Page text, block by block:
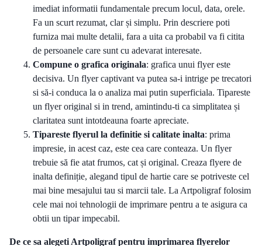
imediat informatii fundamentale precum locul, data, orele.
Fa un scurt rezumat, clar și simplu. Prin descriere poti
furniza mai multe detalii, fara a uita ca probabil va fi citita
de persoanele care sunt cu adevarat interesate.
Compune o grafica originala: grafica unui flyer este
decisiva. Un flyer captivant va putea sa-i intrige pe trecatori
si să-i conduca la o analiza mai putin superficiala. Tipareste
un flyer original si in trend, amintindu-ti ca simplitatea și
claritatea sunt intotdeauna foarte apreciate.
Tipareste flyerul la definitie si calitate inalta: prima
impresie, in acest caz, este cea care conteaza. Un flyer
trebuie să fie atat frumos, cat și original. Creaza flyere de
inalta definiție, alegand tipul de hartie care se potriveste cel
mai bine mesajului tau si marcii tale. La Artpoligraf folosim
cele mai noi tehnologii de imprimare pentru a te asigura ca
obtii un tipar impecabil.
De ce sa alegeti Artpoligraf pentru imprimarea flyerelor